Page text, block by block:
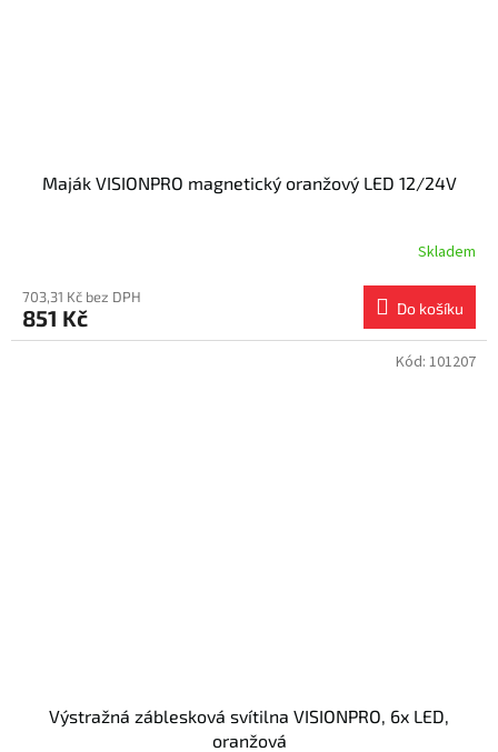
Maják VISIONPRO magnetický oranžový LED 12/24V
Skladem
703,31 Kč bez DPH
851 Kč Do košíku
Výstražná záblesková svítilna VISIONPRO, 6x LED,
oranžová
Kód: 101207